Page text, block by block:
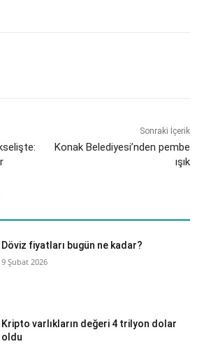
Sonraki İçerik
Konak Belediyesi’nden pembe
ışık
Döviz fiyatları bugün ne kadar?
9 Şubat 2026
Kripto varlıkların değeri 4 trilyon dolar
oldu